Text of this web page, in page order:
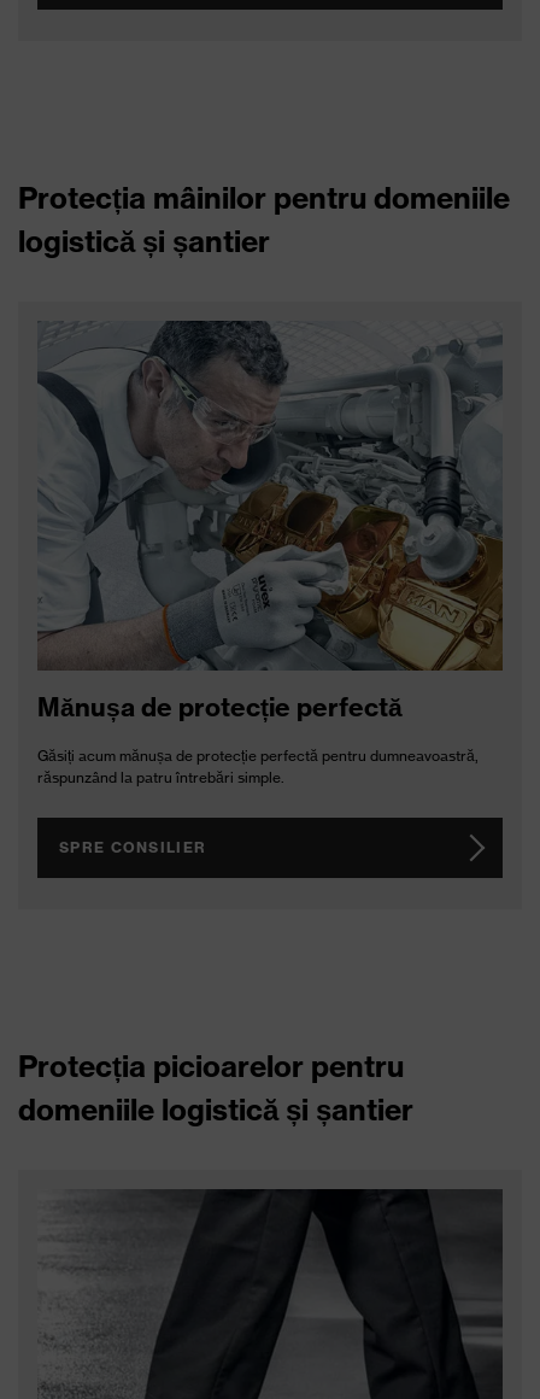
Protecția mâinilor pentru domeniile
logistică și șantier
Mănușa de protecție perfectă
Găsiți acum mănușa de protecție perfectă pentru dumneavoastră,
răspunzând la patru întrebări simple.
SPRE CONSILIER
Protecția picioarelor pentru
domeniile logistică și șantier